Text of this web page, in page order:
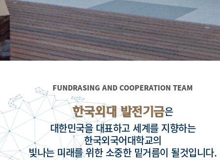
FUNDRASING AND COOPERATION TEAM
한국외대 발전기금은
대한민국을 대표하고 세계를 지향하는
한국외국어대학교의
빛나는 미래를 위한 소중한 밑거름이 될것입니다.